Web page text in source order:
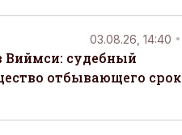
03.08.26, 14:40
Виймси: судебный
отбывающего срок